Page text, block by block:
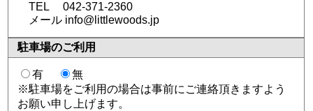
TEL 042-371-2360
メール info@littlewoods.jp
駐車場のご利用
有
無
※駐車場をご利用の場合は事前にご連絡頂きますよう
お願い申し上げます。